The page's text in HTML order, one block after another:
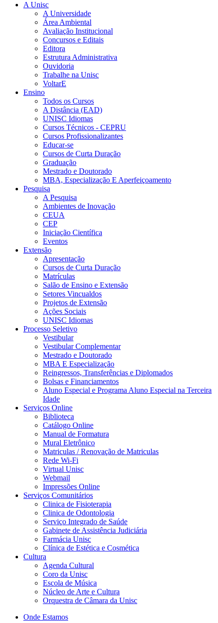
A Unisc
A Universidade
Área Ambiental
Avaliação Institucional
Concursos e Editais
Editora
Estrutura Administrativa
Ouvidoria
Trabalhe na Unisc
VoltarE
Ensino
Todos os Cursos
A Distância (EAD)
UNISC Idiomas
Cursos Técnicos - CEPRU
Cursos Profissionalizantes
Educar-se
Cursos de Curta Duração
Graduação
Mestrado e Doutorado
MBA, Especialização E Aperfeiçoamento
Pesquisa
A Pesquisa
Ambientes de Inovação
CEUA
CEP
Iniciação Científica
Eventos
Extensão
Apresentação
Cursos de Curta Duração
Matrículas
Salão de Ensino e Extensão
Setores Vincualdos
Projetos de Extensão
Ações Sociais
UNISC Idiomas
Processo Seletivo
Vestibular
Vestibular Complementar
Mestrado e Doutorado
MBA E Especialização
Reingressos, Transferências e Diplomados
Bolsas e Financiamentos
Aluno Especial e Programa Aluno Especial na Terceira
Idade
Serviços Online
Biblioteca
Catálogo Online
Manual de Formatura
Mural Eletrônico
Matriculas / Renovação de Matriculas
Rede Wi-Fi
Virtual Unisc
Webmail
Impressões Online
Serviços Comunitários
Clinica de Fisioterapia
Clinica de Odontologia
Serviço Integrado de Saúde
Gabinete de Assistência Judiciária
Farmácia Unisc
Clínica de Estética e Cosmética
Cultura
Agenda Cultural
Coro da Unisc
Escola de Música
Núcleo de Arte e Cultura
Orquestra de Câmara da Unisc
Onde Estamos